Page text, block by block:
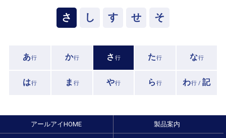
さ し す せ そ
あ行 か行 さ 行 た行 な行
は行 ま 行 や行 ら行 わ行 / 記
アールアイHOME 製品案内